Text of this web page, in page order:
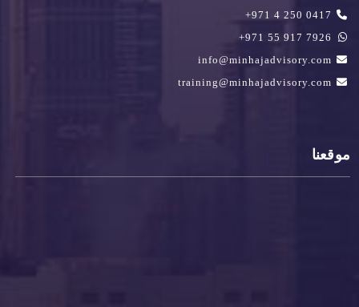
0417 250 4 971+
7926 917 55 971+
info@minhajadvisory.com
training@minhajadvisory.com
موقعنا